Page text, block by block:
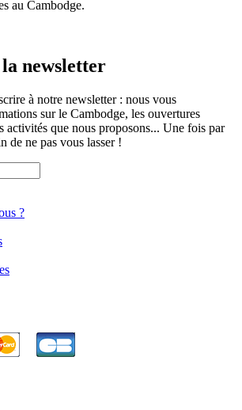
au Cambodge.
la newsletter
à notre newsletter : nous vous
sur le Cambodge, les ouvertures
activités que nous proposons... Une fois par
de ne pas vous lasser !
?